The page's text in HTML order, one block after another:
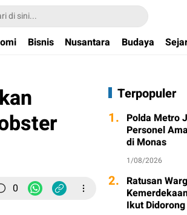
Bisnis Nusantara Budaya
0
Terpopuler
1. Polda Metro
Personel
di Monas
1/08/2026
2. Ratusan
Ikut